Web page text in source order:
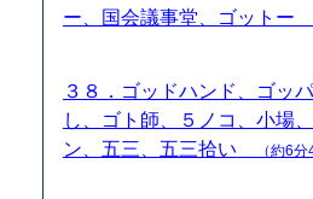
ー、国会議事堂、ゴットー
３８．ゴッドハンド、ゴッ
し、ゴト師、５ノコ、小場
ン、五三、五三拾い
（約6分